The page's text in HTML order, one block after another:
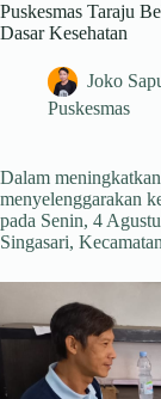
Puskesmas Taraju
Dasar Kesehatan
Joko
Puskesmas
Dalam
menyelenggarakan
pada Senin, 4
Singasari,